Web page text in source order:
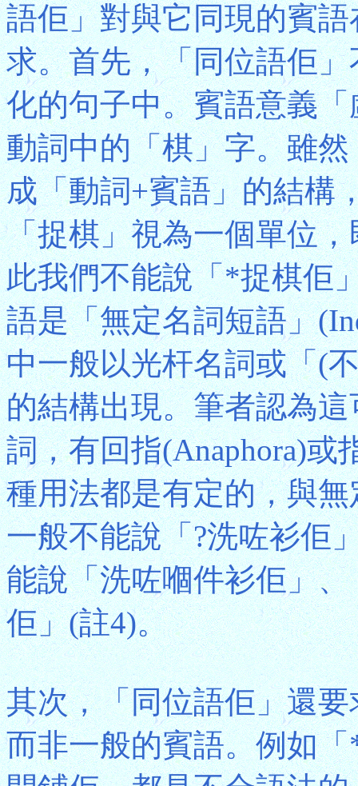
語佢」對與它同現的賓
求。首先，「同位語佢
化的句子中。賓語意義
動詞中的「棋」字。雖
成「動詞+賓語」的結構
「捉棋」視為一個單位
此我們不能說「*捉棋佢
語是「無定名詞短語」
中一般以光杆名詞或「(
的結構出現。筆者認為
詞，有回指(Anaphora)或
種用法都是有定的，與
一般不能說「?洗咗衫佢
能說「洗咗嗰件衫佢」
佢」(註4)。
其次，「同位語佢」還
而非一般的賓語。例如